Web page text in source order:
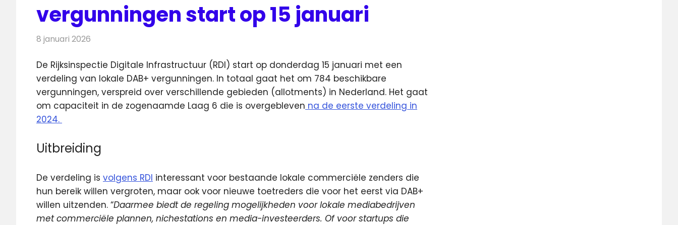
vergunningen start op 15 januari
8 januari 2026
De Rijksinspectie Digitale Infrastructuur (RDI) start op donderdag 15 januari met een
verdeling van lokale DAB+ vergunningen. In totaal gaat het om 784 beschikbare
vergunningen, verspreid over verschillende gebieden (allotments) in Nederland. Het gaat
om capaciteit in de zogenaamde Laag 6 die is overgebleven na de eerste verdeling in
2024.
Uitbreiding
De verdeling is volgens RDI interessant voor bestaande lokale commerciële zenders die
hun bereik willen vergroten, maar ook voor nieuwe toetreders die voor het eerst via DAB+
willen uitzenden. “Daarmee biedt de regeling mogelijkheden voor lokale mediabedrijven
met commerciële plannen, nichestations en media-investeerders. Of voor startups die